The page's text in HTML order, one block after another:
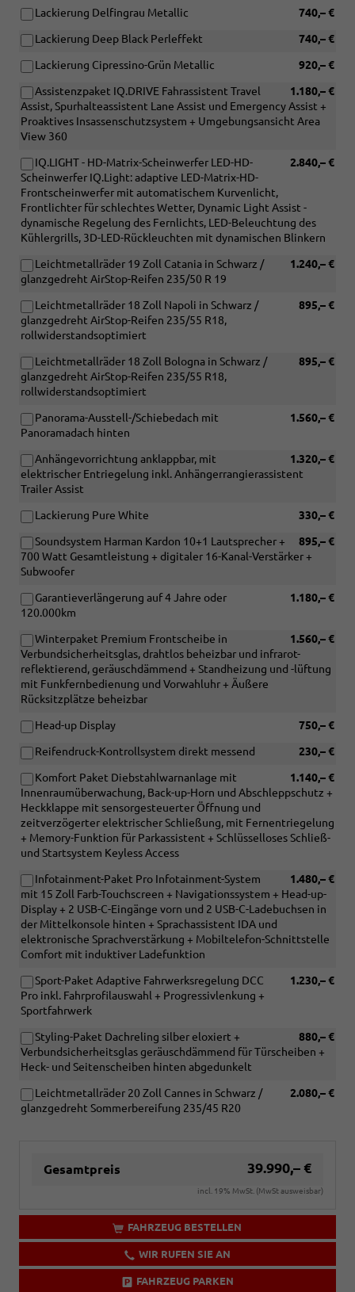
740,– €
Lackierung Delfingrau Metallic
740,– €
Lackierung Deep Black Perleffekt
920,– €
Lackierung Cipressino-Grün Metallic
1.180,– €
Assistenzpaket IQ.DRIVE Fahrassistent Travel
Assist, Spurhalteassistent Lane Assist und Emergency Assist +
Proaktives Insassenschutzsystem + Umgebungsansicht Area
View 360
2.840,– €
IQ.LIGHT - HD-Matrix-Scheinwerfer LED-HD-
Scheinwerfer IQ.Light: adaptive LED-Matrix-HD-
Frontscheinwerfer mit automatischem Kurvenlicht,
Frontlichter für schlechtes Wetter, Dynamic Light Assist -
dynamische Regelung des Fernlichts, LED-Beleuchtung des
Kühlergrills, 3D-LED-Rückleuchten mit dynamischen Blinkern
1.240,– €
Leichtmetallräder 19 Zoll Catania in Schwarz /
glanzgedreht AirStop-Reifen 235/50 R 19
895,– €
Leichtmetallräder 18 Zoll Napoli in Schwarz /
glanzgedreht AirStop-Reifen 235/55 R18,
rollwiderstandsoptimiert
895,– €
Leichtmetallräder 18 Zoll Bologna in Schwarz /
glanzgedreht AirStop-Reifen 235/55 R18,
rollwiderstandsoptimiert
1.560,– €
Panorama-Ausstell-/Schiebedach mit
Panoramadach hinten
1.320,– €
Anhängevorrichtung anklappbar, mit
elektrischer Entriegelung inkl. Anhängerrangierassistent
Trailer Assist
330,– €
Lackierung Pure White
895,– €
Soundsystem Harman Kardon 10+1 Lautsprecher +
700 Watt Gesamtleistung + digitaler 16-Kanal-Verstärker +
Subwoofer
1.180,– €
Garantieverlängerung auf 4 Jahre oder
120.000km
1.560,– €
Winterpaket Premium Frontscheibe in
Verbundsicherheitsglas, drahtlos beheizbar und infrarot-
reflektierend, geräuschdämmend + Standheizung und -lüftung
mit Funkfernbedienung und Vorwahluhr + Äußere
Rücksitzplätze beheizbar
750,– €
Head-up Display
230,– €
Reifendruck-Kontrollsystem direkt messend
1.140,– €
Komfort Paket Diebstahlwarnanlage mit
Innenraumüberwachung, Back-up-Horn und Abschleppschutz +
Heckklappe mit sensorgesteuerter Öffnung und
zeitverzögerter elektrischer Schließung, mit Fernentriegelung
+ Memory-Funktion für Parkassistent + Schlüsselloses Schließ-
und Startsystem Keyless Access
1.480,– €
Infotainment-Paket Pro Infotainment-System
mit 15 Zoll Farb-Touchscreen + Navigationssystem + Head-up-
Display + 2 USB-C-Eingänge vorn und 2 USB-C-Ladebuchsen in
der Mittelkonsole hinten + Sprachassistent IDA und
elektronische Sprachverstärkung + Mobiltelefon-Schnittstelle
Comfort mit induktiver Ladefunktion
1.230,– €
Sport-Paket Adaptive Fahrwerksregelung DCC
Pro inkl. Fahrprofilauswahl + Progressivlenkung +
Sportfahrwerk
880,– €
Styling-Paket Dachreling silber eloxiert +
Verbundsicherheitsglas geräuschdämmend für Türscheiben +
Heck- und Seitenscheiben hinten abgedunkelt
2.080,– €
Leichtmetallräder 20 Zoll Cannes in Schwarz /
glanzgedreht Sommerbereifung 235/45 R20
Gesamtpreis 39.990,– €
incl. 19% MwSt. (MwSt ausweisbar)
FAHRZEUG BESTELLEN
WIR RUFEN SIE AN
FAHRZEUG PARKEN